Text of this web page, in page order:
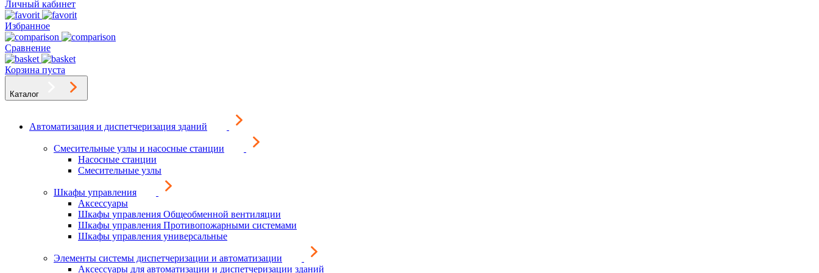
Личный кабинет
Избранное
Сравнение
Корзина пуста
Каталог
Автоматизация и диспетчеризация зданий
Смесительные узлы и насосные станции
Насосные станции
Смесительные узлы
Шкафы управления
Аксессуары
Шкафы управления Общеобменной вентиляции
Шкафы управления Противопожарными системами
Шкафы управления универсальные
Элементы системы диспетчеризации и автоматизации
Аксессуары для автоматизации и диспетчеризации зданий